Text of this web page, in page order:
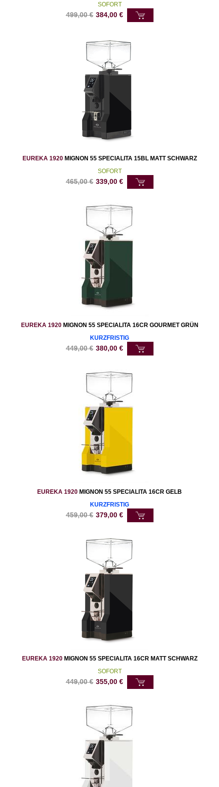
SOFORT
499,00€ 384,00€
EUREKA 1920MIGNON 55 SPECIALITA 15BL MATT SCHWARZ
SOFORT
465,00€ 339,00€
EUREKA 1920MIGNON 55 SPECIALITA 16CR GOURMET GRÜN
KURZFRISTIG
449,00€ 380,00€
EUREKA 1920 MIGNON 55 SPECIALITA 16CR GELB
KURZFRISTIG
459,00€ 379,00€
EUREKA 1920MIGNON 55 SPECIALITA 16CR MATT SCHWARZ
SOFORT
449,00€ 355,00€